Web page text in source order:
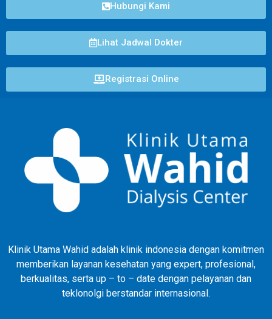
Hubungi Kami
Lihat Jadwal Dokter
Registrasi Online
Klinik Utama Wahid adalah klinik indonesia dengan komitmen
memberikan layanan kesehatan yang expert, profesional,
berkualitas, serta up – to – date dengan pelayanan dan
teklonolgi berstandar internasional.